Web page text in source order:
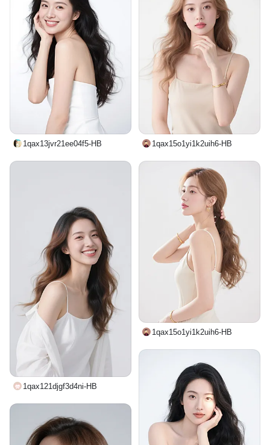
1qax13jvr21ee04f5-HB 1qax15o1yi1k2uih6-HB
1qax121djgf3d4ni-HB
1qax15o1yi1k2uih6-HB